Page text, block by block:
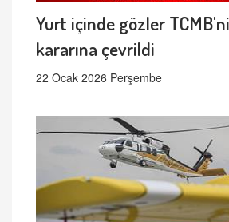
Yurt içinde gözler
kararına çevrildi
22 Ocak 2026 Perşembe